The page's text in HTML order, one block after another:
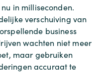
in milliseconden.
verschuiving van
business
wachten niet meer
maar gebruiken
accuraat te